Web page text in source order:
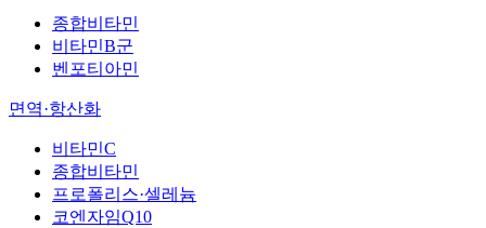
종합비타민
비타민B군
벤포티아민
면역·항산화
비타민C
종합비타민
프로폴리스·셀레늄
코엔자임Q10